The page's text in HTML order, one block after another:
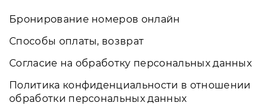
Бронирование номеров онлайн
Способы оплаты, возврат
Согласие на обработку персональных данных
Политика конфиденциальности в отношении
обработки персональных данных